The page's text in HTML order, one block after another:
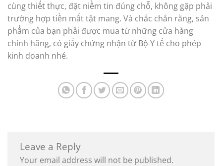
cùng thiết thực, đặt niềm tin đúng chỗ, không gặp phải
trường hợp tiền mất tật mang. Và chắc chắn rằng, sản
phẩm của bạn phải được mua từ những cửa hàng
chính hãng, có giấy chứng nhận từ Bộ Y tế cho phép
kinh doanh nhé.
Leave a Reply
Your email address will not be published.